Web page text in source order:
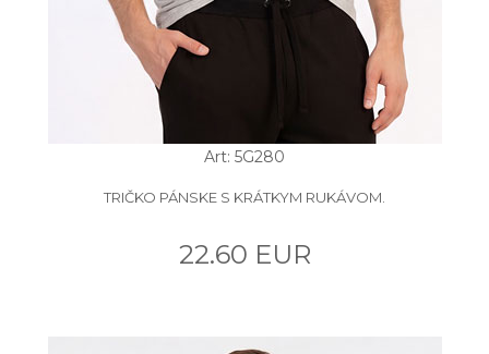
Art: 5G280
TRIČKO PÁNSKE S KRÁTKYM RUKÁVOM.
22.60 EUR